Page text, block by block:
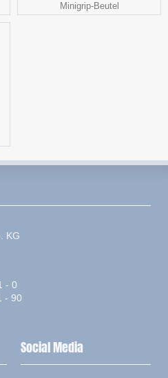
Minigrip-Beutel
KG
- 0
- 90
Social Media